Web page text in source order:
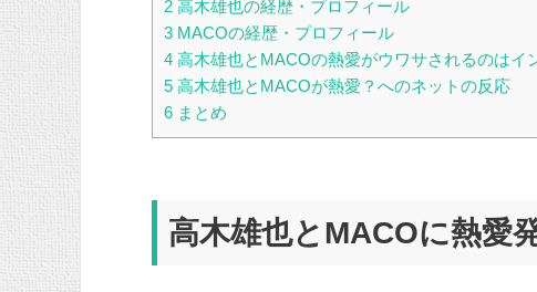
2 高木雄也の経歴・プロフィール
3 MACOの経歴・プロフィール
4 高木雄也とMACOの熱愛がウワサされるのはイ
5 高木雄也とMACOが熱愛？へのネットの反応
6 まとめ
高木雄也とMACOに熱愛